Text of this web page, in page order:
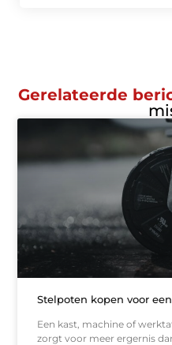
Gerelateerde
Stelpoten kopen voor
Een kast, machine of
zorgt voor meer ergernis